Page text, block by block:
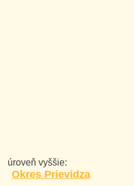
úroveň vyššie:
Okres Prievidza